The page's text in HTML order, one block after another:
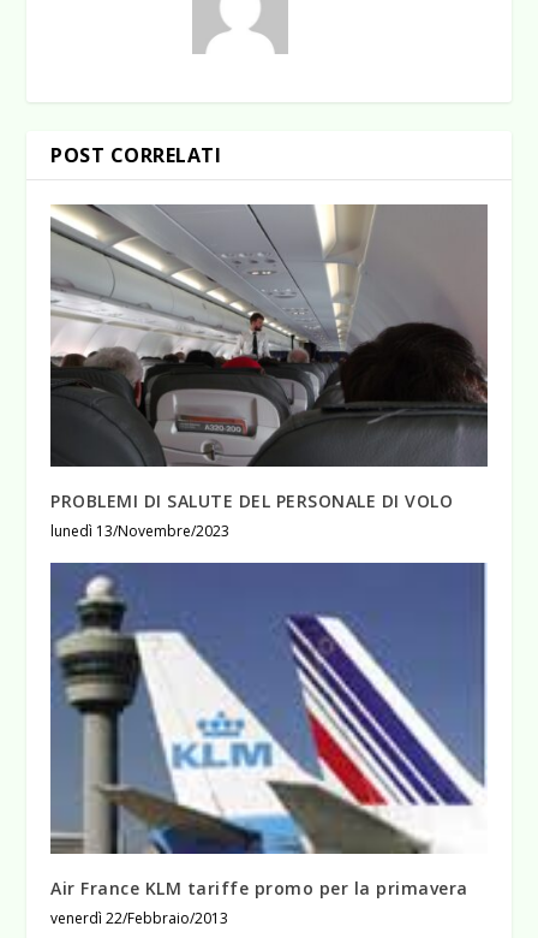
POST CORRELATI
PROBLEMI DI SALUTE DEL PERSONALE DI VOLO
lunedì 13/Novembre/2023
Air France KLM tariffe promo per la primavera
venerdì 22/Febbraio/2013